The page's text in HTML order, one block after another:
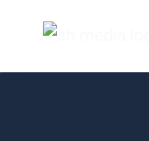
springen